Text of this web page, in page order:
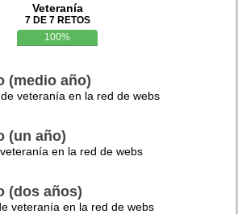
Veteranía
7 DE 7 RETOS
100%
(medio año)
veteranía en la red de webs
(un año)
en la red de webs
(dos años)
veteranía en la red de webs